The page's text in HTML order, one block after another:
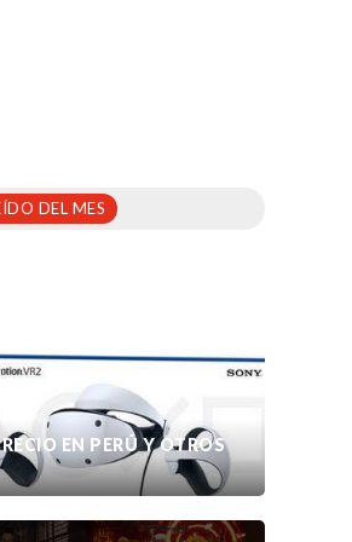
DEL MES
EN PERÚ Y OTROS